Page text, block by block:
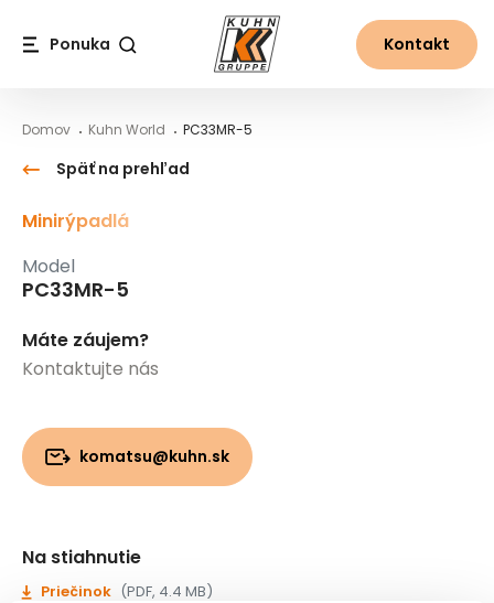
Ponuka
Vyhľadávanie
Kontakt
Domov Kuhn World PC33MR-5
Späť na prehľad
Minirýpadlá
Model
PC33MR-5
Máte záujem?
Kontaktujte nás
komatsu@kuhn.sk
Na stiahnutie
Priečinok (PDF, 4.4 MB)